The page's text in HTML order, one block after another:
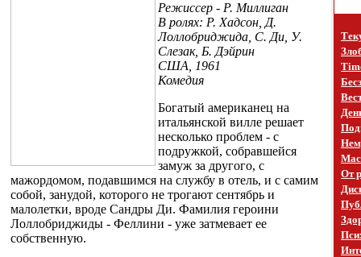
Режиссер - Р. Миллиган
В ролях: Р. Хадсон, Д.
Лоллобриджида, С. Ди, У.
Слезак, Б. Дэйрин
США, 1961
Комедия
Богатый американец на
итальянской вилле решает
несколько проблем - с
подружкой, собравшейся
замуж за другого, с
мажордомом, подавшимся на службу в отель, и с самим
собой, занудой, которого не трогают сентябрь и
малолетки, вроде Сандры Ди. Фамилия героини
Лоллобриджиды - Феллини - уже затмевает ее
собственную.
От